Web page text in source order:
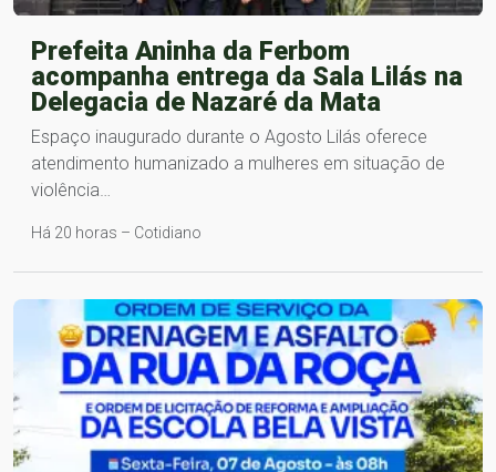
Prefeita Aninha da Ferbom
acompanha entrega da Sala Lilás na
Delegacia de Nazaré da Mata
Espaço inaugurado durante o Agosto Lilás oferece
atendimento humanizado a mulheres em situação de
violência…
Há 20 horas – Cotidiano